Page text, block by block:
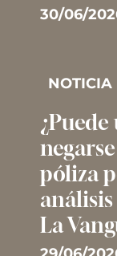
30/06/
NOTICIA
póliza
La